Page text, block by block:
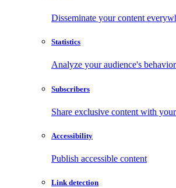
Disseminate your content
Statistics
Analyze your audience's behavior
Subscribers
Share exclusive content with
Accessibility
Publish accessible content
Link detection